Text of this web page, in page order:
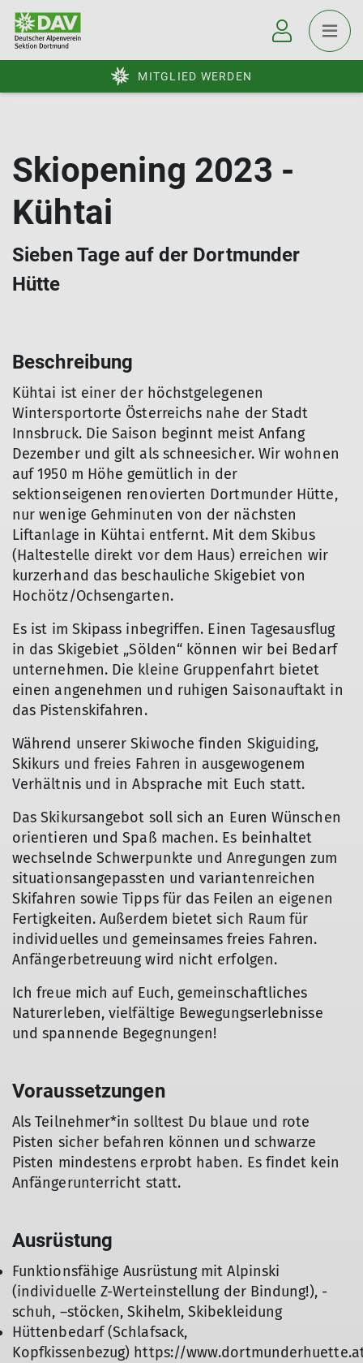
MITGLIED WERDEN
Skiopening 2023 -
Kühtai
Sieben Tage auf der Dortmunder
Hütte
Beschreibung
Kühtai ist einer der höchstgelegenen
Wintersportorte Österreichs nahe der Stadt
Innsbruck. Die Saison beginnt meist Anfang
Dezember und gilt als schneesicher. Wir wohnen
auf 1950 m Höhe gemütlich in der
sektionseigenen renovierten Dortmunder Hütte,
nur wenige Gehminuten von der nächsten
Liftanlage in Kühtai entfernt. Mit dem Skibus
(Haltestelle direkt vor dem Haus) erreichen wir
kurzerhand das beschauliche Skigebiet von
Hochötz/Ochsengarten.
Es ist im Skipass inbegriffen. Einen Tagesausflug
in das Skigebiet „Sölden“ können wir bei Bedarf
unternehmen. Die kleine Gruppenfahrt bietet
einen angenehmen und ruhigen Saisonauftakt in
das Pistenskifahren.
Während unserer Skiwoche finden Skiguiding,
Skikurs und freies Fahren in ausgewogenem
Verhältnis und in Absprache mit Euch statt.
Das Skikursangebot soll sich an Euren Wünschen
orientieren und Spaß machen. Es beinhaltet
wechselnde Schwerpunkte und Anregungen zum
situationsangepassten und variantenreichen
Skifahren sowie Tipps für das Feilen an eigenen
Fertigkeiten. Außerdem bietet sich Raum für
individuelles und gemeinsames freies Fahren.
Anfängerbetreuung wird nicht erfolgen.
Ich freue mich auf Euch, gemeinschaftliches
Naturerleben, vielfältige Bewegungserlebnisse
und spannende Begegnungen!
Voraussetzungen
Als Teilnehmer*in solltest Du blaue und rote
Pisten sicher befahren können und schwarze
Pisten mindestens erprobt haben. Es findet kein
Anfängerunterricht statt.
Ausrüstung
Funktionsfähige Ausrüstung mit Alpinski
(individuelle Z-Werteinstellung der Bindung!), -
schuh, –stöcken, Skihelm, Skibekleidung
Hüttenbedarf (Schlafsack,
Kopfkissenbezug) https://